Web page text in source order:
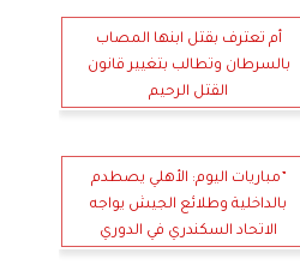
أم تعترف بقتل ابنها المصاب
بالسرطان وتطالب بتغيير قانون
القتل الرحيم
”مباريات اليوم: الأهلي يصطدم
بالداخلية وطلائع الجيش يواجه
الاتحاد السكندري في الدوري